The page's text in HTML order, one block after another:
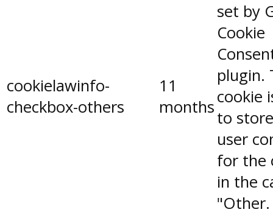
cookielawinfo-
checkbox-others
11
months
set by
Cookie
plugin.
cookie
to
user
for the
in the
"Other.